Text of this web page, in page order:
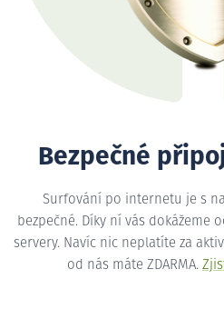
Bezpečné
Surfování po internetu je s
bezpečné. Díky ní vás dokážeme
servery. Navíc nic neplatíte za
od nás máte ZDARMA.